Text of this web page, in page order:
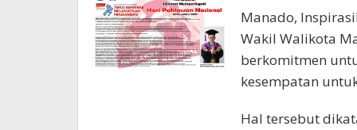
Manado,
Wakil Walikota
berkomitmen
kesempatan
Hal tersebut